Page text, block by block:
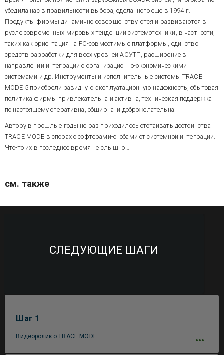
убедила нас в правильности выбора, сделанного еще в 1994 г.
Продукты фирмы динамично совершенствуются и развиваются в
русле современных мировых тенденций системотехники, в частности,
таких как ориентация на РС-совместимые платформы, единство
средств разработки для всех уровней АСУТП, расширение в
направлении интеграции с организационно-экономическими
системами и др. Инструменты и исполнительные системы TRACE
MODE 5 приобрели завидную эксплуатационную надежность, сбытовая
политика фирмы привлекательна и активна, техническая поддержка
по настоящему оперативна, обширна и доброжелательна.
Автору в прошлые годы не раз приходилось отстаивать достоинства
TRACE MODE в спорах с софтерами-снобами от системной интеграции.
Что-то их в последнее время не слышно…
см. также
СЛЕДУЮЩИЕ ШАГИ
Шаг 1
Видеоролик о TRACE MODE